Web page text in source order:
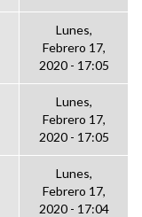
Lunes,
Febrero 17,
2020 - 17:05
Lunes,
Febrero 17,
2020 - 17:05
Lunes,
Febrero 17,
2020 - 17:04